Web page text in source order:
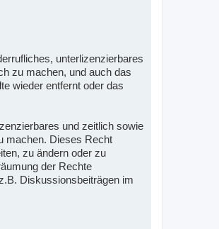
unterlizenzierbares
zu machen, und auch das
wieder entfernt oder das
und zeitlich sowie
machen. Dieses Recht
zu ändern oder zu
der Rechte
Diskussionsbeiträgen im